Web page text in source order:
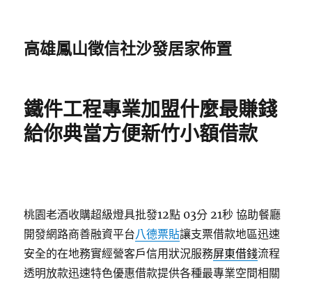
高雄鳳山徵信社沙發居家佈置
鐵件工程專業加盟什麼最賺錢
給你典當方便新竹小額借款
桃園老酒收購超級燈具批發12點 03分 21秒 協助餐廳
開發網路商善融資平台八德票貼讓支票借款地區迅速
安全的在地務實經營客戶信用狀況服務屏東借錢流程
透明放款迅速特色優惠借款提供各種最專業空間相關